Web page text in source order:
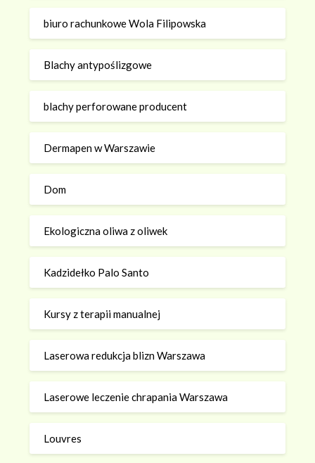
biuro rachunkowe Wola Filipowska
Blachy antypoślizgowe
blachy perforowane producent
Dermapen w Warszawie
Dom
Ekologiczna oliwa z oliwek
Kadzidełko Palo Santo
Kursy z terapii manualnej
Laserowa redukcja blizn Warszawa
Laserowe leczenie chrapania Warszawa
Louvres